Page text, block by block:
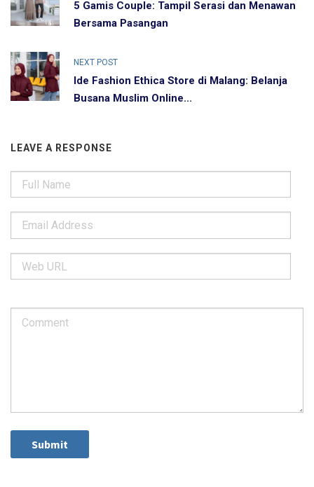
5 Gamis Couple: Tampil Serasi dan Menawan
Bersama Pasangan
NEXT POST
Ide Fashion Ethica Store di Malang: Belanja
Busana Muslim Online...
LEAVE A RESPONSE